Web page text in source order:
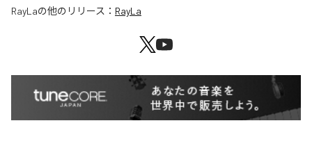
RayLaの他のリリース： RayLa